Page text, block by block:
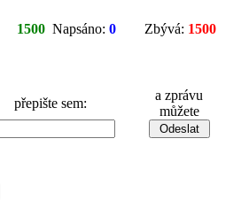
1500 Napsáno: 0 Zbývá: 1500
přepište sem:
a zprávu
můžete